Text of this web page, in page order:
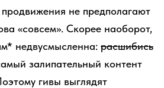
не предполагают
«совсем». Скорее наоборот,
недвусмысленна: расшибись
залипательный контент
гивы выглядят